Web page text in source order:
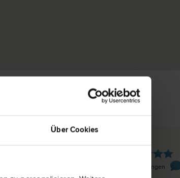
Über Cookies
2 Bewertungen